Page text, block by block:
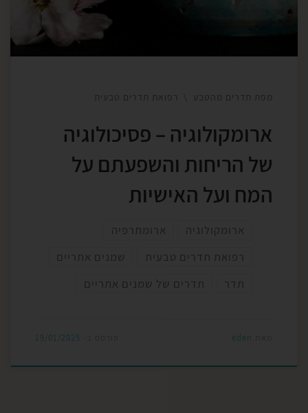
המסורתיים האלו, היא ארומתרפיה מדעית מבוססת
מחקר. ביסודה של רפואת התדרים הטבעית היא
מפת תדרים מהטבע רפואת תדרים טבעית
ארומקולוגיה – פסיכולוגיה
של הריחות והשפעתם על
המח ועל האישיות
ארומקולוגיה
ארומתרפיה
רפואת תדרים טבעית
שמנים אתריים
תדר
תדרים של שמנים אתריים
eden
19/01/2025